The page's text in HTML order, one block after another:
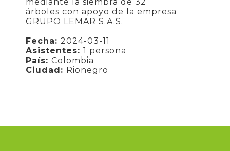
mediante la siembra de 32
árboles con apoyo de la empresa
GRUPO LEMAR S.A.S.
Fecha:2024-03-11
Asistentes:1 persona
País:Colombia
Ciudad: Rionegro